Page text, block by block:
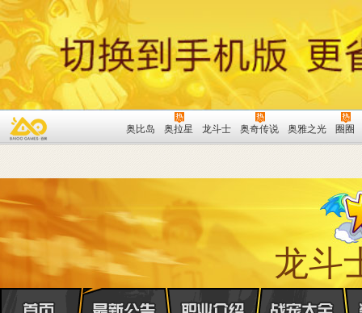
奥比岛 奥拉星 龙斗士 奥奇传说 奥雅之光 圈圈
龙斗